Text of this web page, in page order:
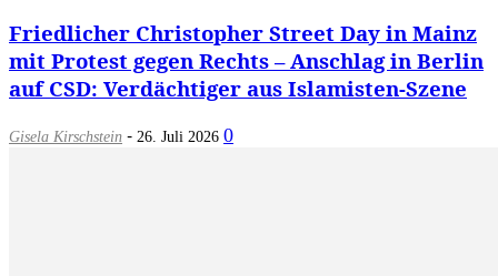
Friedlicher Christopher Street Day in Mainz
mit Protest gegen Rechts – Anschlag in Berlin
auf CSD: Verdächtiger aus Islamisten-Szene
Gisela Kirschstein - 26. Juli 2026 0